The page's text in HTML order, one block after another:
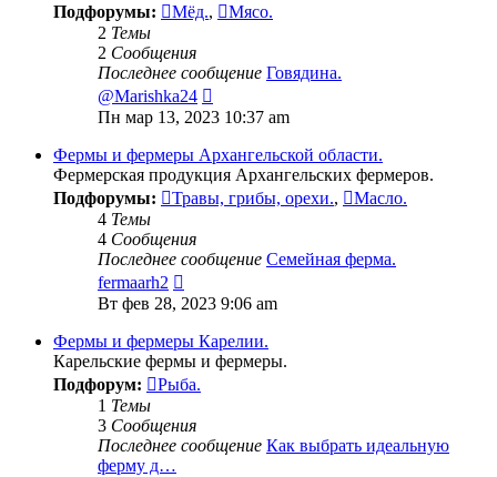
Подфорумы:
Мёд.,
Мясо.
2 Темы
2 Сообщения
Последнее сообщение Говядина.
@Marishka24
к
сообщению
Пн мар 13, 2023 10:37 am
Фермы и фермеры Архангельской области.
Фермерская продукция Архангельских фермеров.
Подфорумы:
Травы, грибы, орехи.,
Масло.
4 Темы
4 Сообщения
Последнее сообщение Семейная ферма.
fermaarh2
к
сообщению
Вт фев 28, 2023 9:06 am
Фермы и фермеры Карелии.
Карельские фермы и фермеры.
Подфорум:
Рыба.
1 Темы
3 Сообщения
Последнее сообщение Как выбрать идеальную
ферму д…